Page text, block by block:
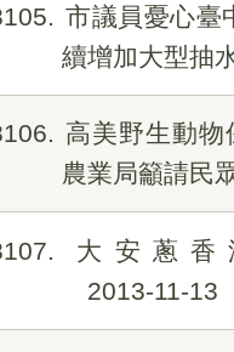
市議員憂心臺
續增加大型抽
高美野生動物
農業局籲請民
大安蔥香
2013-11-13